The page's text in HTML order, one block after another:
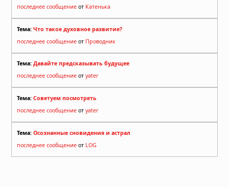
последнее сообщение от Катенька
Тема: Что такое духовное развитие?
последнее сообщение от Проводник
Тема: Давайте предсказывать будущее
последнее сообщение от yater
Тема: Советуем посмотреть
последнее сообщение от yater
Тема: Осознанные сновидения и астрал
последнее сообщение от LOG